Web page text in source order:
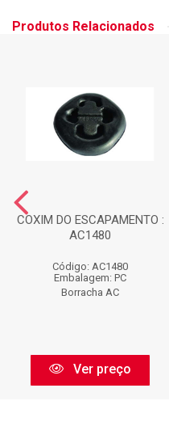
Produtos Relacionados
COXIM DO ESCAPAMENTO :
AC1480
Código: AC1480
Embalagem: PC
Borracha AC
Ver preço